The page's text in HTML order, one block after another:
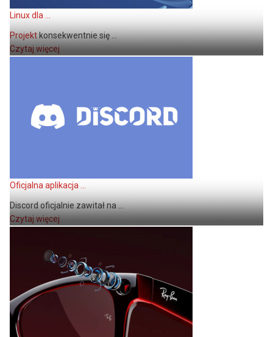
Linux dla ...
Projektkonsekwentnie się ...
Czytaj więcej
Oficjalna aplikacja ...
Discord oficjalnie zawitał na ...
Czytaj więcej